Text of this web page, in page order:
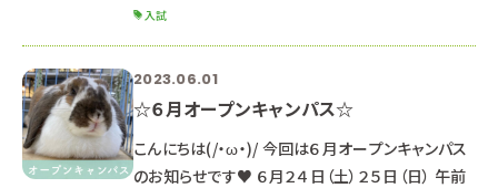
料請求の必要はありません。 まだお持ちでない方
は是非GETしてね☆ ↓ ▶資料請求はこちら
《オープンキャンパスに参加しよう！》 ＡＯ入試受験
のために
入試
2023.06.01
☆６月オープンキャンパス☆
こんにちは(/・ω・)/ 今回は６月オープンキャンパス
のお知らせです♥ ６月２４日（土）２５日（日） 午前